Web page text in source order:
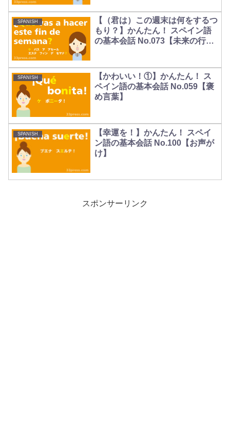
SPANISH
【（君は）この週末は何をするつ
もり？】かんたん！ スペイン語
の基本会話 No.073【未来の行動
SPANISH
【かわいい！①】かんたん！ ス
ペイン語の基本会話 No.059【褒
め言葉】
SPANISH
【幸運を！】かんたん！ スペイ
ン語の基本会話 No.100【お声が
け】
スポンサーリンク